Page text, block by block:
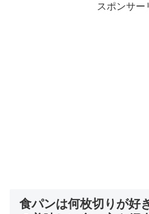
スポンサー
食パンは何枚切りが好